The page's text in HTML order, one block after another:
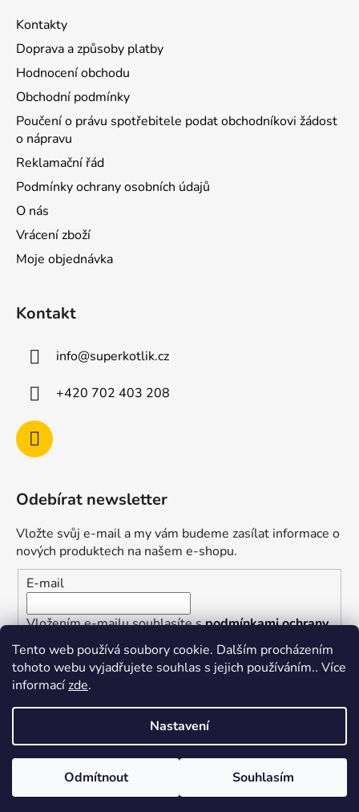
Tento web používá soubory cookie. Dalším procházením
tohoto webu vyjadřujete souhlas s jejich používáním.. Více
informacízde.
Nastavení
Odmítnout Souhlasím
Kontakty
Doprava a způsoby platby
Hodnocení obchodu
Obchodní podmínky
Poučení o právu spotřebitele podat obchodníkovi žádost
o nápravu
Reklamační řád
Podmínky ochrany osobních údajů
O nás
Vrácení zboží
Moje objednávka
Kontakt
info@superkotlik.cz
+420 702 403 208
Odebírat newsletter
Vložte svůj e-mail a my vám budeme zasílat informace o
nových produktech na našem e-shopu.
E-mail
Vložením e-mailu souhlasíte spodmínkami ochrany
osobních údajů
PŘIHLÁSIT SE
Vytvořil Shoptet
Copyright 2026
. Všechna práva
vyhrazena.